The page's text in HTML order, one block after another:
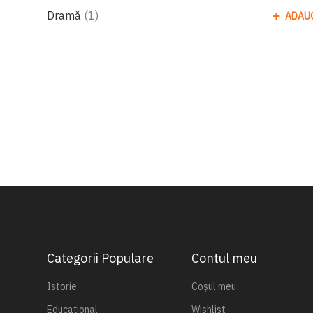
Dramă 1produs
Categorii Populare
Istorie
Educațional
Contul meu
Coșul meu
Wishlist